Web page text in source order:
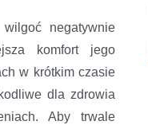
negatywnie
komfort jego
w krótkim czasie
dla zdrowia
Aby trwale